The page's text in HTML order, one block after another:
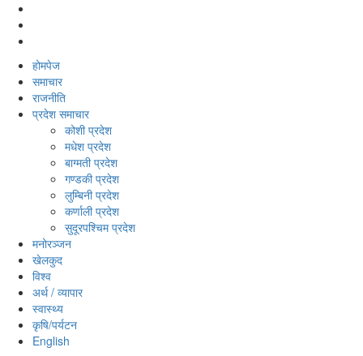
होमपेज
समाचार
राजनीति
प्रदेश समाचार
कोशी प्रदेश
मधेश प्रदेश
बाग्मती प्रदेश
गण्डकी प्रदेश
लुम्बिनी प्रदेश
कर्णाली प्रदेश
सुदूरपश्‍चिम प्रदेश
मनोरञ्‍जन
खेलकुद
विश्‍व
अर्थ / व्यापार
स्वास्थ्य
कृषि/पर्यटन
English